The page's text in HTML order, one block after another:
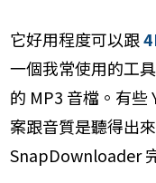
它好用程度可以跟
一個我常使用的工
的 MP3 音檔。有些
案跟音質是聽得出
SnapDownloader